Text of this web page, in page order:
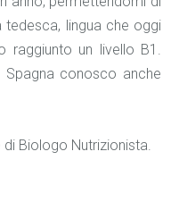
tedesca, lingua che oggi
raggiunto un livello B1.
Spagna conosco anche
Biologo Nutrizionista.